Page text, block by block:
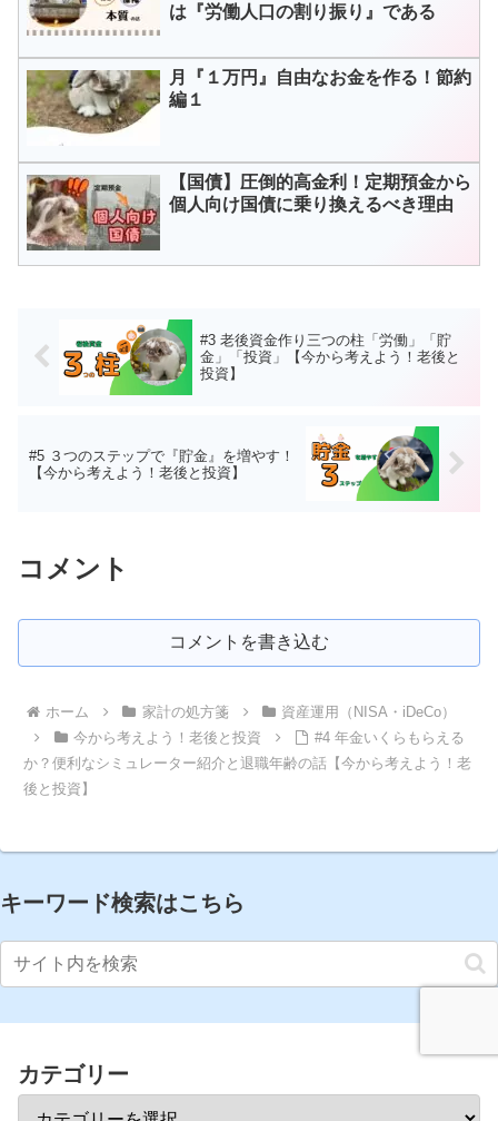
は『労働人口の割り振り』である
月『１万円』自由なお金を作る！節約
編１
【国債】圧倒的高金利！定期預金から
個人向け国債に乗り換えるべき理由
#3 老後資金作り三つの柱「労働」「貯
金」「投資」【今から考えよう！老後と
投資】
#5 ３つのステップで『貯金』を増やす！
【今から考えよう！老後と投資】
コメント
コメントを書き込む
ホーム 家計の処方箋
資産運用（NISA・iDeCo）
今から考えよう！老後と投資
#4 年金いくらもらえる
か？便利なシミュレーター紹介と退職年齢の話【今から考えよう！老
後と投資】
キーワード検索はこちら
カテゴリー